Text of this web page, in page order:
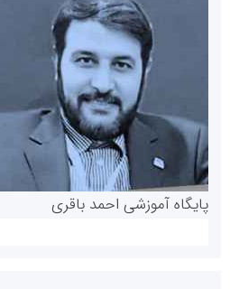
پایگاه آموزشی احمد باقری